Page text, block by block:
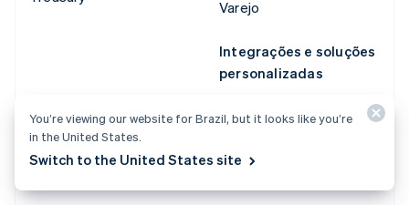
Varejo
Integrações e soluções
personalizadas
Stripe App Marketplace
Stripe Partner
You’re viewing our website for Brazil, but it looks like you’re
in the United States.
Switch to the United States site